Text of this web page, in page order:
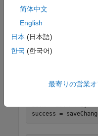
collapse all
Save Changes
mw.x = mw.x + 2;
简体中文
English
日本 (日本語)
한국 (한국어)
最寄りの営業